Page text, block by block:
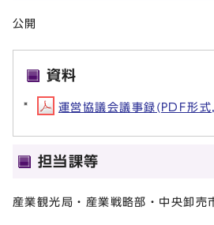
公開
資料
運営協議会議事録(PDF形
担当課等
産業観光局・産業戦略部・中央卸売